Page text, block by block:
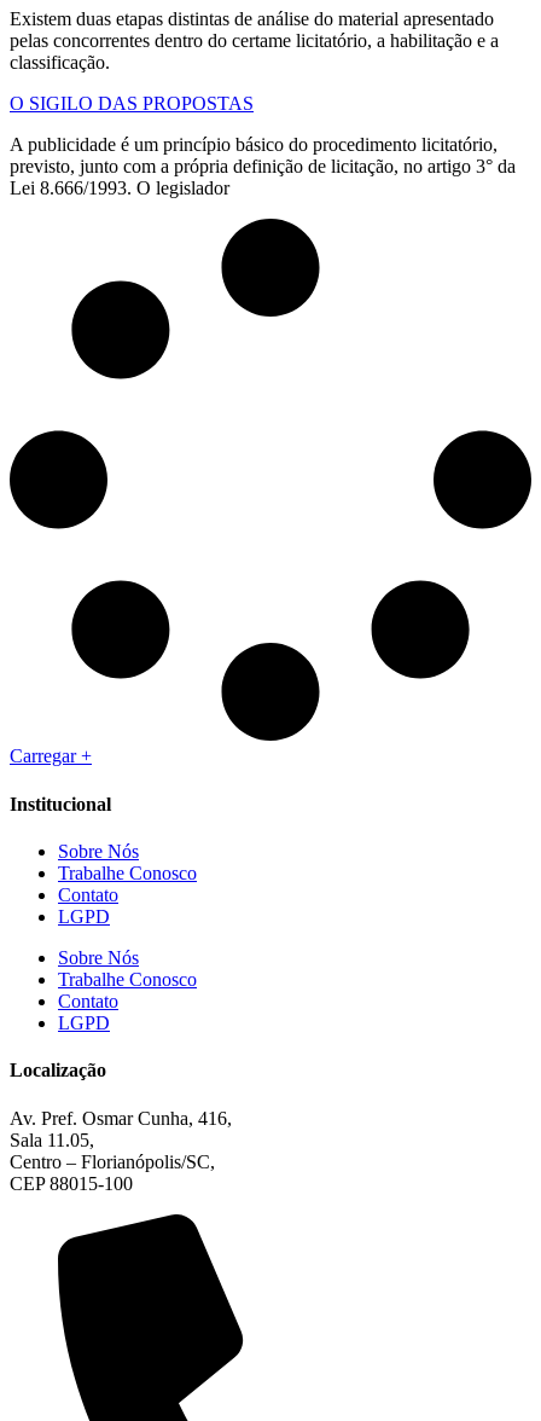
Existem duas etapas distintas de análise do material apresentado
pelas concorrentes dentro do certame licitatório, a habilitação e a
classificação.
O SIGILO DAS PROPOSTAS
A publicidade é um princípio básico do procedimento licitatório,
previsto, junto com a própria definição de licitação, no artigo 3° da
Lei 8.666/1993. O legislador
Carregar +
Institucional
Sobre Nós
Trabalhe Conosco
Contato
LGPD
Sobre Nós
Trabalhe Conosco
Contato
LGPD
Localização
Av. Pref. Osmar Cunha, 416,
Sala 11.05,
Centro – Florianópolis/SC,
CEP 88015-100